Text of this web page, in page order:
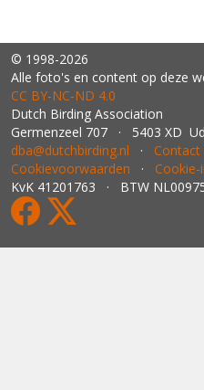
© 1998-2026
Alle foto's en content op deze
CC BY‑NC‑ND 4.0
Dutch Birding Association
Germenzeel 707 · 5403 XD
dba@dutchbirding.nl · Contact
Cookievoorwaarden · Cookie-
KvK 41201763 · BTW